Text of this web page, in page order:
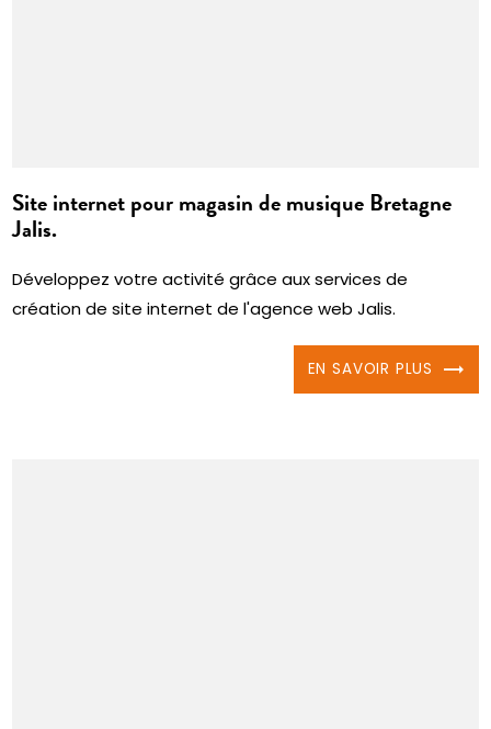
Site internet pour magasin de musique Bretagne
Jalis.
Développez votre activité grâce aux services de
création de site internet de l'agence web Jalis.
EN SAVOIR PLUS